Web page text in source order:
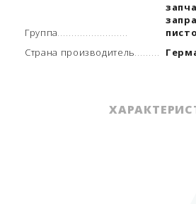
Группа
Страна производитель